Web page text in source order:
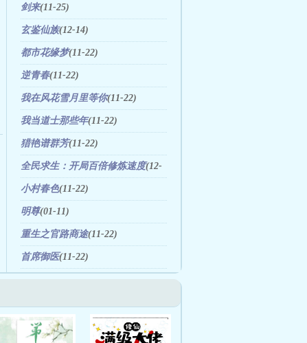
剑来(11-25)
玄鉴仙族(12-14)
都市花缘梦(11-22)
逆青春(11-22)
我在风花雪月里等你(11-22)
我当道士那些年(11-22)
猎艳谱群芳(11-22)
全民求生：开局百倍修炼速度(12-
05)
小村春色(11-22)
明尊(01-11)
重生之官路商途(11-22)
首席御医(11-22)